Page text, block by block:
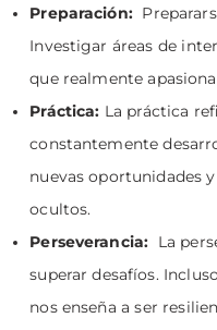
Preparación:
Investigar áreas de
que realmente
Práctica: La práctica
constantemente
nuevas oportunidades
ocultos.
Perseverancia: La
superar desafíos.
nos enseña a ser